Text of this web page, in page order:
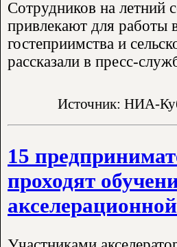
Сотрудников на летний
привлекают для работы
гостеприимства и
рассказали в пресс-
Источник: НИА-
15
проходят